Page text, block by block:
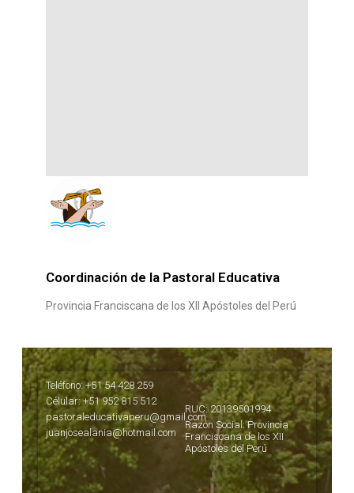
Coordinación de la Pastoral Educativa
Provincia Franciscana de los XII Apóstoles del Perú
Teléfono: +51 54 428 259
Célular: +51 952 815 512
pastoraleducativaperu@gmail.com
juanjosealania@hotmail.com
RUC: 20139501994
Razón Social: Provincia
Franciscana de los XII
Apóstoles del Perú